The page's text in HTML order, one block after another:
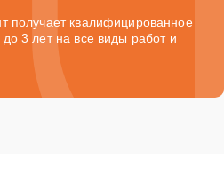
получает квалифицированное
3 лет на все виды работ и